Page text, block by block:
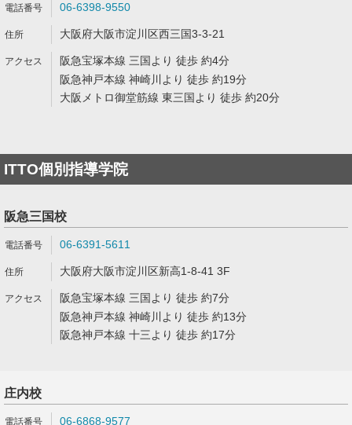
06-6398-9550
大阪府大阪市淀川区西三国3-3-21
阪急宝塚本線 三国より 徒歩 約4分
阪急神戸本線 神崎川より 徒歩 約19分
大阪メトロ御堂筋線 東三国より 徒歩 約20分
ITTO個別指導学院
阪急三国校
06-6391-5611
大阪府大阪市淀川区新高1-8-41 3F
阪急宝塚本線 三国より 徒歩 約7分
阪急神戸本線 神崎川より 徒歩 約13分
阪急神戸本線 十三より 徒歩 約17分
庄内校
06-6868-9577